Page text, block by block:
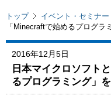
トップ イベント・セミナー
「Minecraftで始めるプログラ
2016年12月5日
日本マイクロソフト
るプログラミング」